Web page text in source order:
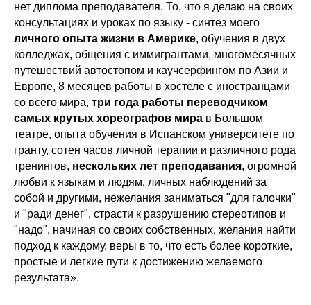
нет диплома преподавателя. То, что я делаю на своих
консультациях и уроках по языку - синтез моего
личного опыта жизни в Америке, обучения в двух
колледжах, общения с иммигрантами, многомесячных
путешествий автостопом и каучсерфингом по Азии и
Европе, 8 месяцев работы в хостеле с иностранцами
со всего мира, три года работы переводчиком
самых крутых хореографов мира в Большом
театре, опыта обучения в Испанском университете по
гранту, сотен часов личной терапии и различного рода
тренингов, нескольких лет преподавания, огромной
любви к языкам и людям, личных наблюдений за
собой и другими, нежелания заниматься "для галочки"
и "ради денег", страсти к разрушению стереотипов и
"надо", начиная со своих собственных, желания найти
подход к каждому, веры в то, что есть более короткие,
простые и легкие пути к достижению желаемого
результата».